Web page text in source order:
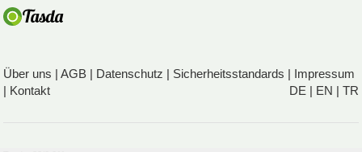
Über uns |AGB | Datenschutz | Sicherheitsstandards | Impressum
| Kontakt DE | EN | TR